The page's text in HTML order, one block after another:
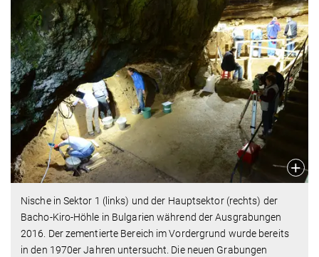
Nische in Sektor 1 (links) und der Hauptsektor (rechts) der
Bacho-Kiro-Höhle in Bulgarien während der Ausgrabungen
2016. Der zementierte Bereich im Vordergrund wurde bereits
in den 1970er Jahren untersucht. Die neuen Grabungen